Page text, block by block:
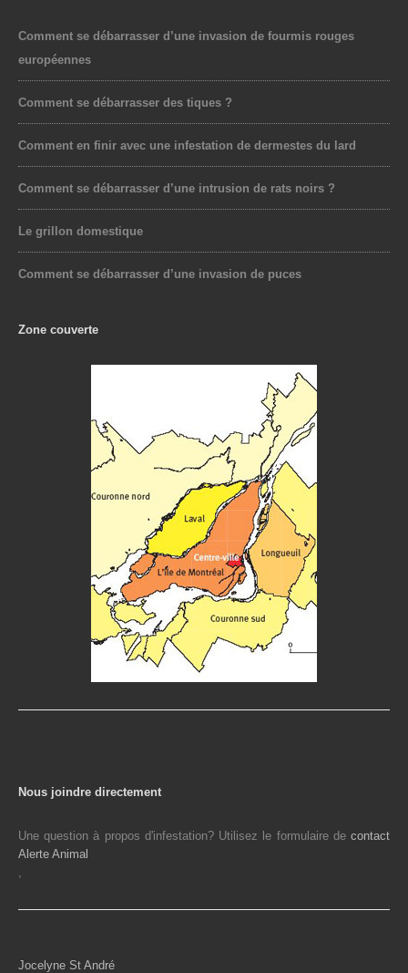
Comment se débarrasser d’une invasion de fourmis rouges
européennes
Comment se débarrasser des tiques ?
Comment en finir avec une infestation de dermestes du lard
Comment se débarrasser d’une intrusion de rats noirs ?
Le grillon domestique
Comment se débarrasser d’une invasion de puces
Zone couverte
Nous joindre directement
Une question à propos d'infestation? Utilisez le formulaire de contact
Alerte Animal
Jocelyne St André